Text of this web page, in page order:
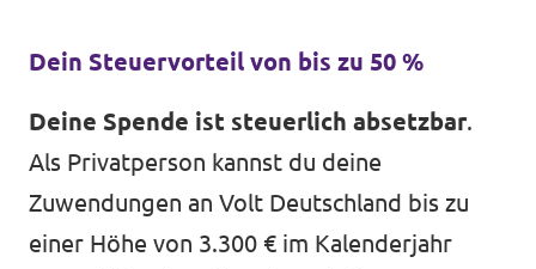
Dein Steuervorteil von bis zu 50 %
Deine Spende ist steuerlich absetzbar.
Als Privatperson kannst du deine
Zuwendungen an Volt Deutschland bis zu
einer Höhe von 3.300 € im Kalenderjahr